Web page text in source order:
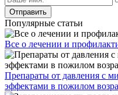
Популярные статьи
Все о лечении и
Препараты от давления с
эффектами в пожилом